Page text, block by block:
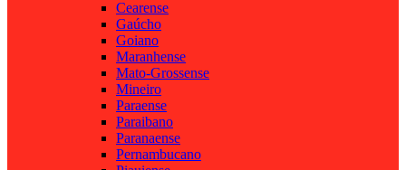
Cearense
Gaúcho
Goiano
Maranhense
Mato-Grossense
Mineiro
Paraense
Paraibano
Paranaense
Pernambucano